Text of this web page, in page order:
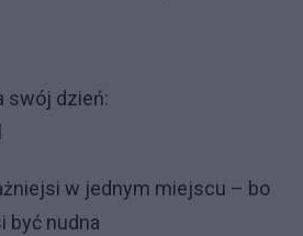
swój dzień:
w jednym miejscu – bo
być nudna